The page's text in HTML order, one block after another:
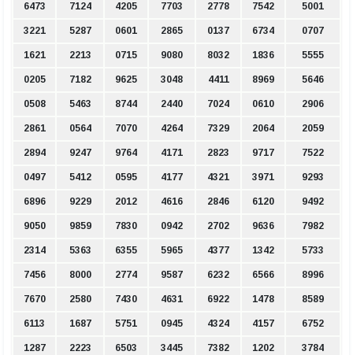
6473 7124 4205 7703 2778 7542 5001
3221 5287 0601 2865 0137 6734 0707
1621 2213 0715 9080 8032 1836 5555
0205 7182 9625 3048 4411 8969 5646
0508 5463 8744 2440 7024 0610 2906
2861 0564 7070 4264 7329 2064 2059
2894 9247 9764 4171 2823 9717 7522
0497 5412 0595 4177 4321 3971 9293
6896 9229 2012 4616 2846 6120 9492
9050 9859 7830 0942 2702 9636 7982
2314 5363 6355 5965 4377 1342 5733
7456 8000 2774 9587 6232 6566 8996
7670 2580 7430 4631 6922 1478 8589
6113 1687 5751 0945 4324 4157 6752
1287 2223 6503 3445 7382 1202 3784